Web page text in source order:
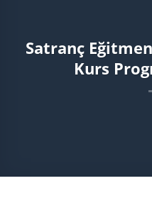
Satranç
Kurs